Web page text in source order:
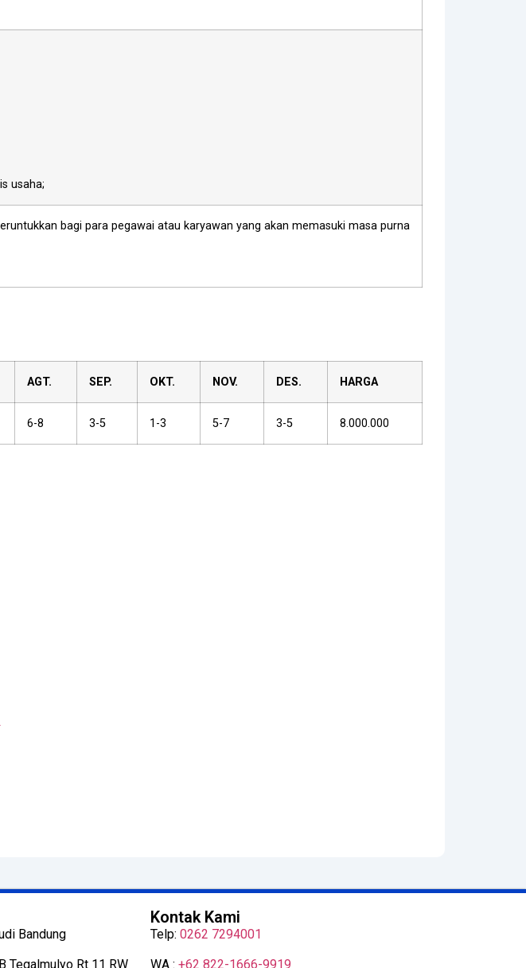
usaha;
bagi para pegawai atau karyawan yang akan memasuki masa purna
AGT. SEP. OKT. NOV. DES. HARGA
6-8 3-5 1-3 5-7 3-5 8.000.000
Bandung
Tegalmulyo Rt 11 RW
Kontak Kami
Telp: 0262 7294001
WA : +62 822-1666-9919